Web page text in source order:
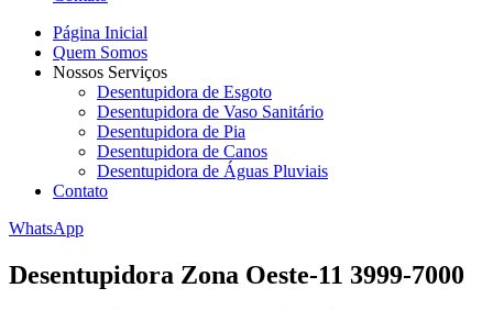
Página Inicial
Quem Somos
Nossos Serviços
Desentupidora de Esgoto
Desentupidora de Vaso Sanitário
Desentupidora de Pia
Desentupidora de Canos
Desentupidora de Águas Pluviais
Contato
WhatsApp
Desentupidora Zona Oeste-11 3999-7000